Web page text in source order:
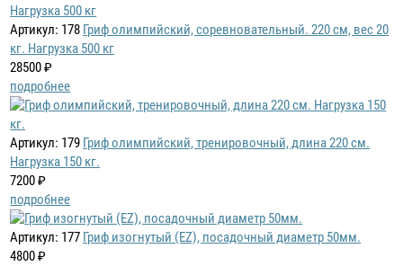
Артикул: 178 Гриф олимпийский, соревновательный. 220 см, вес 20
кг. Нагрузка 500 кг
28500 ₽
подробнее
Артикул: 179 Гриф олимпийский, тренировочный, длина 220 см.
Нагрузка 150 кг.
7200 ₽
подробнее
Артикул: 177 Гриф изогнутый (EZ), посадочный диаметр 50мм.
4800 ₽